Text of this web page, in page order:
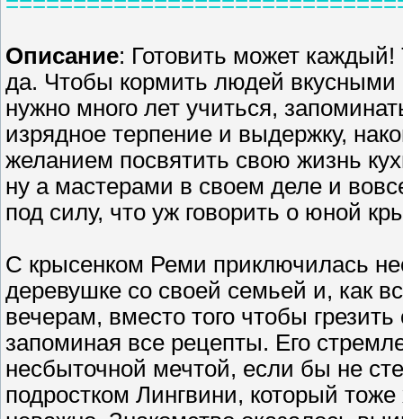
Описание: Готовить может
да. Чтобы кормить людей
нужно много лет учиться,
изрядное терпение и выдержку,
желанием посвятить свою жизнь
ну а мастерами в своем деле и
под силу, что уж говорить о юной
С крысенком Реми приключилась
деревушке со своей семьей и, как
вечерам, вместо того чтобы
запоминая все рецепты. Его
несбыточной мечтой, если бы не
подростком Лингвини, который